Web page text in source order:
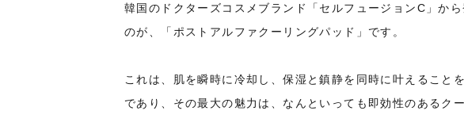
韓国のドクターズコスメブランド「セルフュージョンC」か
のが、「ポストアルファクーリングパッド」です。
これは、肌を瞬時に冷却し、保湿と鎮静を同時に叶えること
であり、その最大の魅力は、なんといっても即効性のあるク